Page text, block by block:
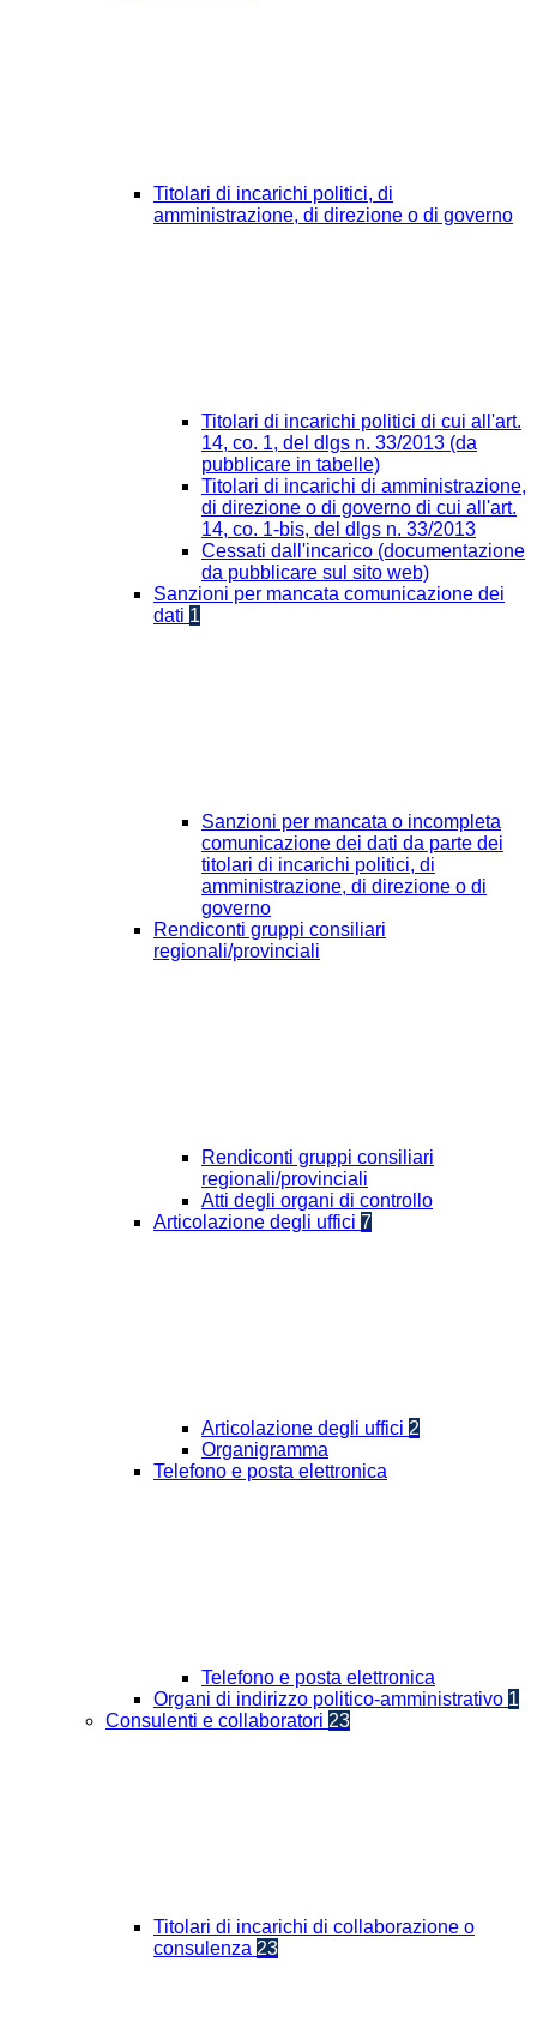
Titolari di incarichi politici, di
amministrazione, di direzione o di governo
Titolari di incarichi politici di cui all'art.
14, co. 1, del dlgs n. 33/2013 (da
pubblicare in tabelle)
Titolari di incarichi di amministrazione,
di direzione o di governo di cui all'art.
14, co. 1-bis, del dlgs n. 33/2013
Cessati dall'incarico (documentazione
da pubblicare sul sito web)
Sanzioni per mancata comunicazione dei
dati 1
Sanzioni per mancata o incompleta
comunicazione dei dati da parte dei
titolari di incarichi politici, di
amministrazione, di direzione o di
governo
Rendiconti gruppi consiliari
regionali/provinciali
Rendiconti gruppi consiliari
regionali/provinciali
Atti degli organi di controllo
Articolazione degli uffici 7
Articolazione degli uffici 2
Organigramma
Telefono e posta elettronica
Telefono e posta elettronica
Organi di indirizzo politico-amministrativo 1
Consulenti e collaboratori 23
Titolari di incarichi di collaborazione o
consulenza 23